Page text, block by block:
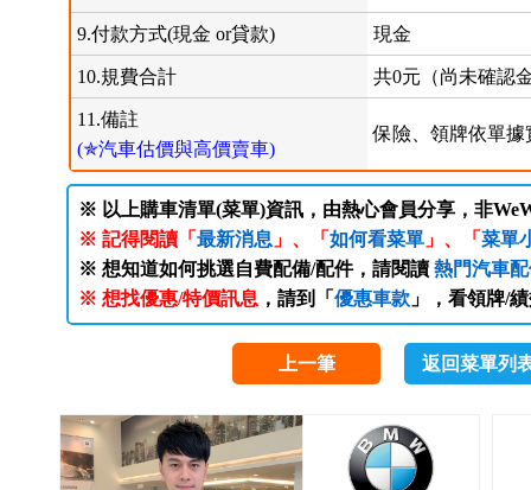
9.付款方式(現金 or貸款) 現金
10.規費合計 共0元（尚未確認
11.備註
(✯汽車估價與高價賣車)
保險、領牌依單據
※ 以上購車清單(菜單)資訊，由熱心會員分享，非
※ 記得閱讀「 最新消息 」、「 如何看菜單」、「 菜單
※ 想知道如何挑選自費配備/配件，請閱讀 熱門汽車
※ 想找優惠/特價訊息 ，請到「 優惠車款」，看領牌/
上一筆 返回菜單列